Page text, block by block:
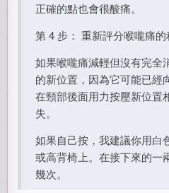
正確的點也會很酸痛。
第 4 步： 重新評分喉嚨痛的
如果喉嚨痛減輕但沒有完全
的新位置，因為它可能已經
在頸部後面用力按壓新位置
失。
如果自己按，我建議你用白
或高背椅上。在接下來的一
幾次。